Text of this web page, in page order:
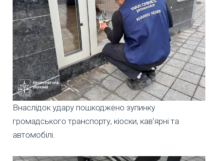
Внаслідок удару пошкоджено зупинку
громадського транспорту, кіоски, кав’ярні та
автомобілі.